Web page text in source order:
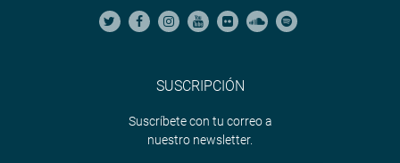
SUSCRIPCIÓN
Suscríbete con tu correo a
nuestro newsletter.